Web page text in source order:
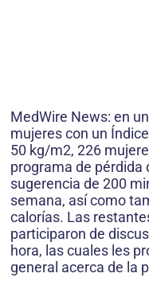
MedWire News: en
mujeres con un
50 kg/m2, 226
programa de pérdida
sugerencia de 200
semana, así como
calorías. Las
participaron de
hora, las cuales les
general acerca de la